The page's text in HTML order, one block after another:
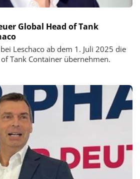
Global Head of Tank
Leschaco ab dem 1. Juli 2025 die
Tank Container übernehmen.